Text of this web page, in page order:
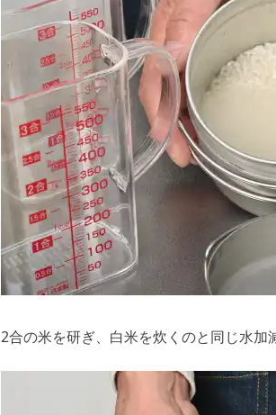
2合の米を研ぎ、白米を炊くのと同じ水加